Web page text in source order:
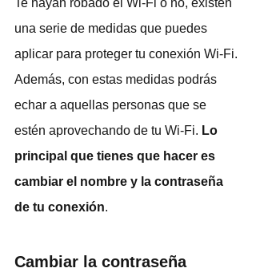
Te hayan robado el Wi-Fi o no, existen
una serie de medidas que puedes
aplicar para proteger tu conexión Wi-Fi.
Además, con estas medidas podrás
echar a aquellas personas que se
estén aprovechando de tu Wi-Fi. Lo
principal que tienes que hacer es
cambiar el nombre y la contraseña
de tu conexión.
Cambiar la contraseña